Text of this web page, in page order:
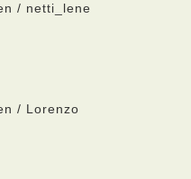
/ netti_lene
/ Lorenzo